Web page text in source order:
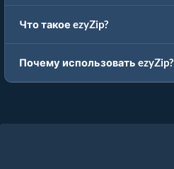
Что такое ezyZip?
Почему использовать ezyZip?